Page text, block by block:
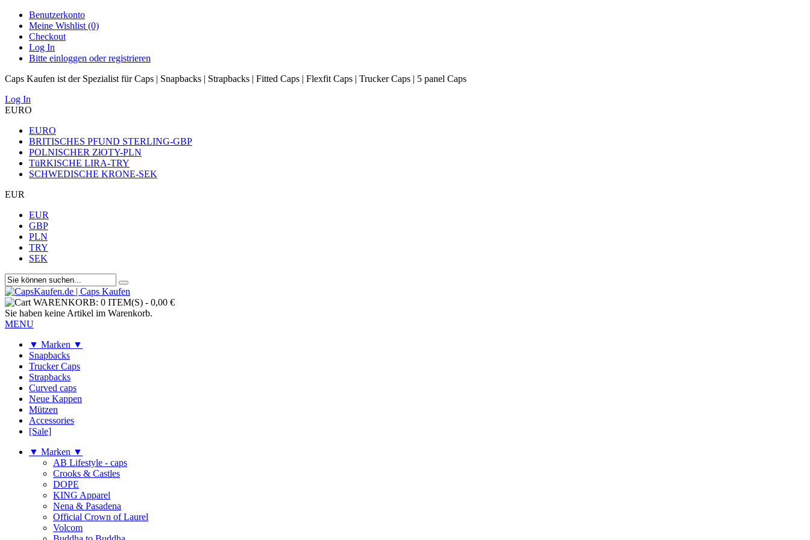
Benutzerkonto
Meine Wishlist (0)
Checkout
Log In
Bitte einloggen oder registrieren
Caps Kaufen ist der Spezialist für Caps | Snapbacks | Strapbacks | Fitted Caps | Flexfit Caps | Trucker Caps | 5 panel Caps
Log In
EURO
EURO
BRITISCHES PFUND STERLING-GBP
POLNISCHER ZłOTY-PLN
TüRKISCHE LIRA-TRY
SCHWEDISCHE KRONE-SEK
EUR
EUR
GBP
PLN
TRY
SEK
WARENKORB: 0 ITEM(S) - 0,00 €
Sie haben keine Artikel im Warenkorb.
MENU
▼ Marken ▼
Snapbacks
Trucker Caps
Strapbacks
Curved caps
Neue Kappen
Mützen
Accessories
[Sale]
▼ Marken ▼
AB Lifestyle - caps
Crooks & Castles
DOPE
KING Apparel
Nena & Pasadena
Official Crown of Laurel
Volcom